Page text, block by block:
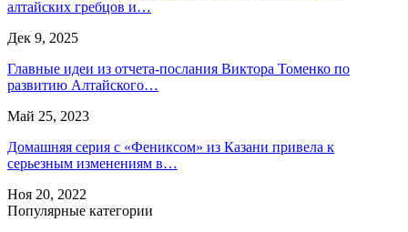
алтайских гребцов и…
Дек 9, 2025
Главные идеи из отчета-послания Виктора Томенко по
развитию Алтайского…
Май 25, 2023
Домашняя серия с «Фениксом» из Казани привела к
серьезным изменениям в…
Ноя 20, 2022
Популярные категории